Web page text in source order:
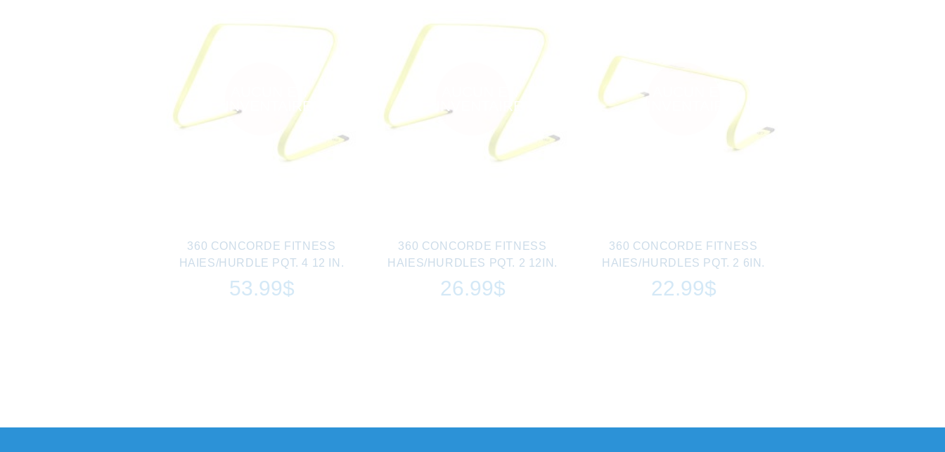
INVENTAIRE
360 CONCORDE FITNESS
HAIES/HURDLE PQT. 4 12 IN.
53.99$
INVENTAIRE
360 CONCORDE FITNESS
HAIES/HURDLES PQT. 2 12IN.
26.99$
360 CONCORDE FITNESS
HAIES/HURDLES PQT. 2 6IN.
22.99$